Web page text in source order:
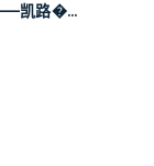
凯路�...